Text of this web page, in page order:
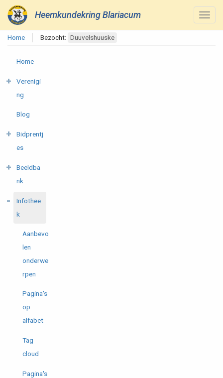
Heemkundekring Blariacum
Home Bezocht: Duuvelshuuske
Home
Verenigi
ng
Blog
Bidprentj
es
Beeldba
nk
Infothee
k
Aanbevo
len
onderwe
rpen
Pagina's
op
alfabet
Tag
cloud
Pagina's